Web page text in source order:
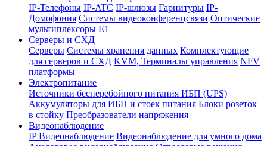
IP-Телефоны IP-ATC IP-шлюзы Гарнитуры IP-
Домофония Системы видеоконференцсвязи Оптические
мультиплексоры Е1
Серверы и СХД
Серверы Системы хранения данных Комплектующие
для серверов и СХД KVM, Терминалы управления NFV
платформы
Электропитание
Источники бесперебойного питания ИБП (UPS)
Аккумуляторы для ИБП и стоек питания Блоки розеток
в стойку Преобразователи напряжения
Видеонаблюдение
IP Видеонаблюдение Видеонаблюдение для умного дома